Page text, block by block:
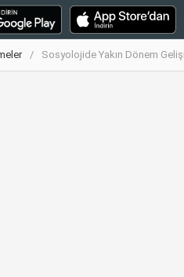
Sosyolojide Yakın Dönem